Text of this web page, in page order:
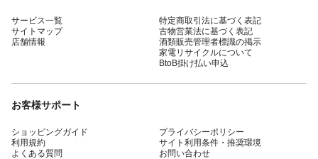
サービス一覧
サイトマップ
店舗情報
特定商取引法に基づく表記
古物営業法に基づく表記
酒類販売管理者標識の掲示
家電リサイクルについて
BtoB掛け払い申込
お客様サポート
ショッピングガイド
利用規約
よくある質問
プライバシーポリシー
サイト利用条件・推奨環境
お問い合わせ